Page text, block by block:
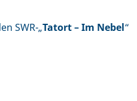
SWR-„Tatort – Im Nebel“